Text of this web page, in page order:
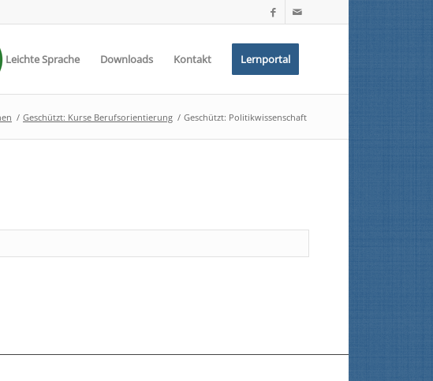
Leichte Sprache Downloads Kontakt Lernportal
/ Geschützt: Kurse Berufsorientierung / Geschützt: Politikwissenschaft